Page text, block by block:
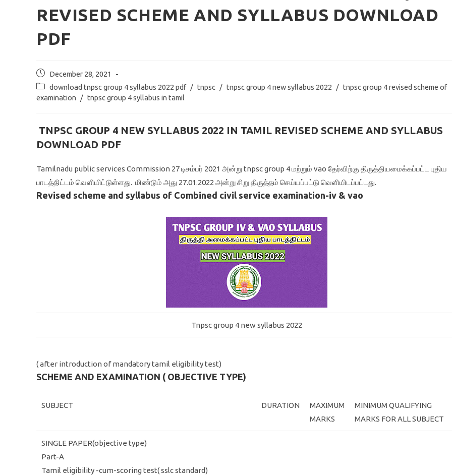
REVISED SCHEME AND SYLLABUS DOWNLOAD
PDF
Post
published:
December 28, 2021
Post
category:
download tnpsc group 4 syllabus 2022 pdf / tnpsc / tnpsc group 4 new syllabus 2022 / tnpsc group 4 revised scheme of
examination / tnpsc group 4 syllabus in tamil
TNPSC GROUP 4 NEW SYLLABUS 2022 IN TAMIL REVISED SCHEME AND SYLLABUS
DOWNLOAD PDF
Tamilnadu public services Commission 27 டிசம்பர் 2021 அன்று tnpsc group 4 மற்றும் vao தேர்விற்கு திருத்தியமைக்கப்பட்ட புதிய
பாடத்திட்டம் வெளியிட்டுள்ளது. மிண்டும் அது 27.01.2022 அன்று சிறு திருத்தம் செய்யப்பட்டு வெளியிடப்பட்டது.
Revised scheme and syllabus of Combined civil service examination-iv & vao
Tnpsc group 4 new syllabus 2022
( after introduction of mandatory tamil eligibility test)
SCHEME AND EXAMINATION ( OBJECTIVE TYPE)
SUBJECT DURATION
MAXIMUM
MARKS
MINIMUM QUALIFYING
MARKS FOR ALL SUBJECT
SINGLE PAPER(objective type)
Part-A
Tamil eligibility -cum-scoring test( sslc standard)